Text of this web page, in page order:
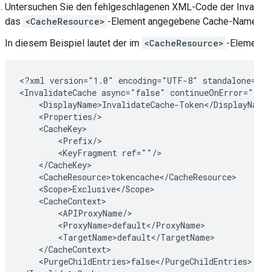
Untersuchen Sie den fehlgeschlagenen XML-Code der
das <CacheResource> -Element angegebene Cache-
In diesem Beispiel lautet der im <CacheResource> -
<?xml version="1.0" encoding="UTF-8"
<InvalidateCache async="false"
<DisplayName>InvalidateCache-Token</
    <Properties/>
    <CacheKey>
        <Prefix/>
        <KeyFragment ref=""/>
    </CacheKey>
    <CacheResource>tokencache</CacheResource>
    <Scope>Exclusive</Scope>
    <CacheContext>
        <APIProxyName/>
        <ProxyName>default</ProxyName>
        <TargetName>default</TargetName>
    </CacheContext>
    <PurgeChildEntries>false</PurgeChildEntries>